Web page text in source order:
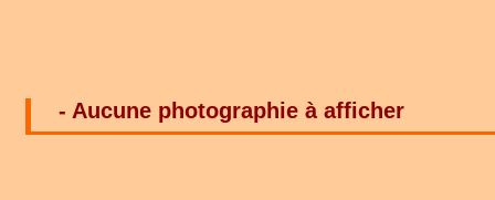
- Aucune photographie à afficher